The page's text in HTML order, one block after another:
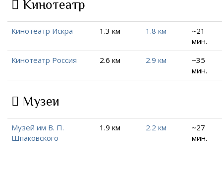
Кинотеатр
Кинотеатр Искра 1.3 км 1.8 км
~21
мин.
Кинотеатр Россия
2.6 км 2.9 км
~35
мин.
Музеи
Музей им В. П.
Шпаковского
1.9 км 2.2 км
~27
мин.